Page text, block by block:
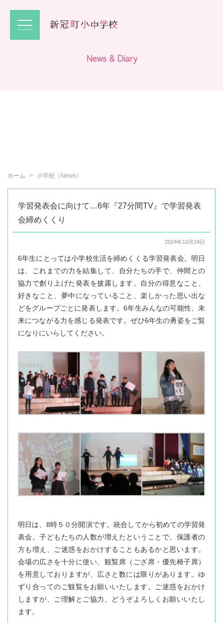
News & Diary
ホーム 小学校（News）
学習発表会に向けて…6年『27分間TV』で学習発表
会締めくくり
2024年10月24日
6年生にとっては小学校生活を締めくくる学習発表会。明日
は、これまでの力を結集して、自分たちの手で、仲間との
協力で創り上げた発表を披露します。自分の得意なこと、
好きなこと、夢中になっていること、楽しかった思い出な
どをグループごとに発表します。6年生みんなの可能性、未
来につながる力を感じる発表です。ぜひ6年生の勇姿をご覧
になりにいらしてください。
明日は、8時５０分開演です。統合してから初めての学習発
表会。子どもたちの人数が増えたということで、保護者の
方も増え、ご迷惑をおかけすることもあるかと思います。
会場の広さを十分に使い、観覧席（ござ席・優先椅子席）
を用意しておりますが、広さと数には限りがあります。ゆ
ずり合ってのご観覧をお願いいたします。ご迷惑をおかけ
しますが、ご理解とご協力、どうぞよろしくお願いいたし
ます。